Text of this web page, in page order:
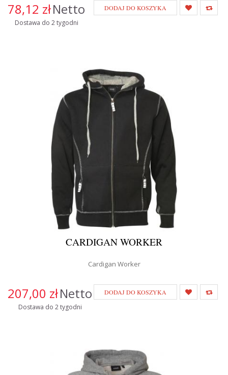
78,12 złNetto
Dostawa do 2 tygodni
DODAJ DO KOSZYKA
CARDIGAN WORKER
Cardigan Worker
207,00 złNetto
Dostawa do 2 tygodni
DODAJ DO KOSZYKA